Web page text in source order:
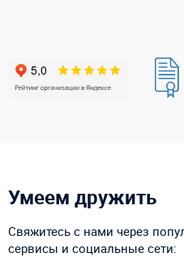
Умеем дружить
Свяжитесь с нами через
сервисы и социальные сети: